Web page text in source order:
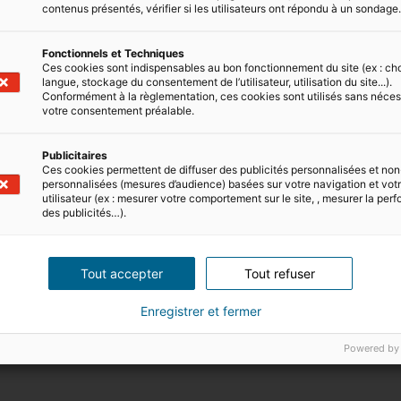
il convient de se renseigner auprès du service
de 32 m².
adaptées à tous les budgets : piscine creusée ou
contenus présentés, vérifier si les utilisateurs ont répondu à un
Fonctionnels et Techniques
Ces cookies sont indispensables au bon fonctionnement du site (ex :
langue, stockage du consentement de l’utilisateur, utilisation du site...).
Conformément à la règlementation, ces cookies sont utilisés sans
votre consentement préalable.
Publicitaires
Ces cookies permettent de diffuser des publicités personnalisées et
personnalisées (mesures d’audience) basées sur votre navigation et
utilisateur (ex : mesurer votre comportement sur le site, , mesurer la
des publicités…).
Tout accepter Tout refuser
Enregistrer et fermer
Powered by